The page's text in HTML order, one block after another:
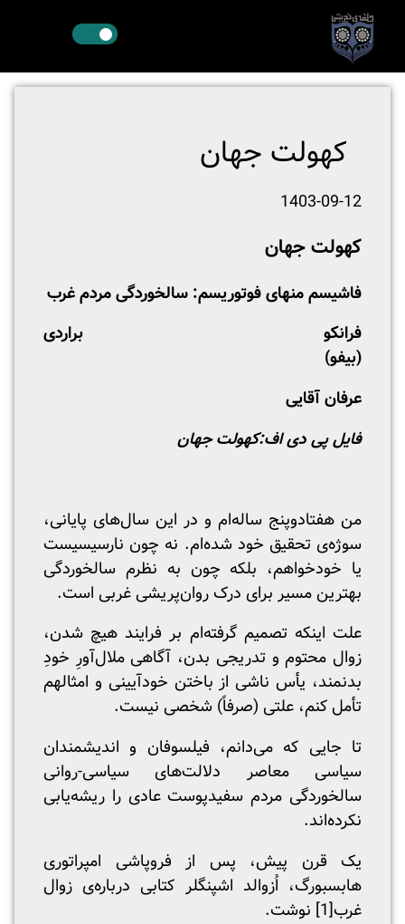
کهولت جهان
1403-09-12
کهولت جهان
فاشیسم منهای فوتوریسم: سالخوردگی مردم غرب
فرانکو براردی
(بیفو)
عرفان آقایی
فایل پی دی اف:کهولت جهان
من هفتادوپنج ساله‌ام و در این سال‌های پایانی،
سوژه‌ی تحقیق خود شده‌ام. نه چون نارسیسیست
یا خودخواهم، بلکه چون به نظرم سالخوردگی
بهترین مسیر برای درک روان‌پریشی غربی است.
علت اینکه تصمیم‌ گرفته‌ام بر فرایند هیچ شدن،
زوال محتوم و تدریجی بدن، آگاهی ملال‌آورِ خودِ
بدنمند، یأس ناشی از باختن خودآیینی و امثالهم
تأمل کنم، علتی (صرفاً) شخصی نیست.
تا جایی که می‌دانم، فیلسوفان و اندیشمندان
سیاسی معاصر دلالت‌های سیاسی‌-روانی
سالخوردگی مردم سفیدپوست عادی را ریشه‌یابی
نکرده‌اند.
یک قرن پیش، پس از فروپاشی امپراتوری
هابسبورگ، اُزوالد اشپنگلر کتابی درباره‌ی زوال
غرب[1]
نوشت.